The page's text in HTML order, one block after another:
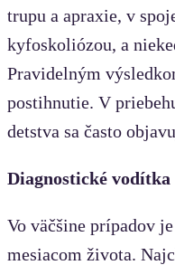
trupu a apraxie, v
kyfoskoliózou, a
Pravidelným
postihnutie. V
detstva sa často
Diagnostické vodítka
Vo väčšine prípadov
mesiacom života.